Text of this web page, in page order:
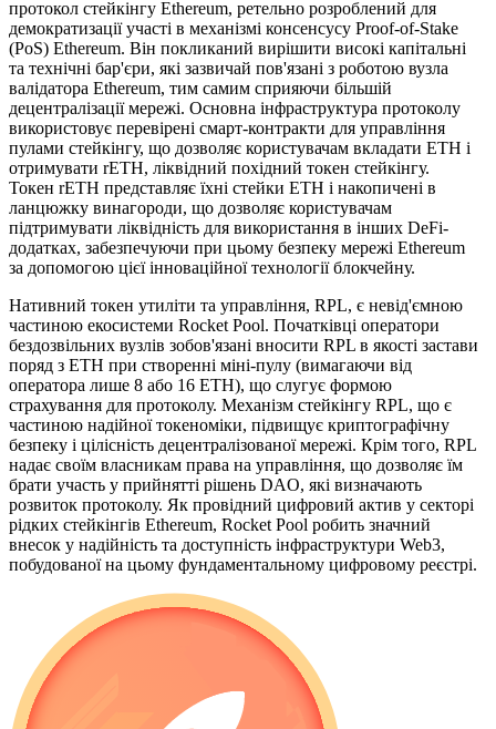
протокол стейкінгу Ethereum, ретельно розроблений для
демократизації участі в механізмі консенсусу Proof-of-Stake
(PoS) Ethereum. Він покликаний вирішити високі капітальні
та технічні бар'єри, які зазвичай пов'язані з роботою вузла
валідатора Ethereum, тим самим сприяючи більшій
децентралізації мережі. Основна інфраструктура протоколу
використовує перевірені смарт-контракти для управління
пулами стейкінгу, що дозволяє користувачам вкладати ETH і
отримувати rETH, ліквідний похідний токен стейкінгу.
Токен rETH представляє їхні стейки ETH і накопичені в
ланцюжку винагороди, що дозволяє користувачам
підтримувати ліквідність для використання в інших DeFi-
додатках, забезпечуючи при цьому безпеку мережі Ethereum
за допомогою цієї інноваційної технології блокчейну.
Нативний токен утиліти та управління, RPL, є невід'ємною
частиною екосистеми Rocket Pool. Початківці оператори
бездозвільних вузлів зобов'язані вносити RPL в якості застави
поряд з ETH при створенні міні-пулу (вимагаючи від
оператора лише 8 або 16 ETH), що слугує формою
страхування для протоколу. Механізм стейкінгу RPL, що є
частиною надійної токеноміки, підвищує криптографічну
безпеку і цілісність децентралізованої мережі. Крім того, RPL
надає своїм власникам права на управління, що дозволяє їм
брати участь у прийнятті рішень DAO, які визначають
розвиток протоколу. Як провідний цифровий актив у секторі
рідких стейкінгів Ethereum, Rocket Pool робить значний
внесок у надійність та доступність інфраструктури Web3,
побудованої на цьому фундаментальному цифровому реєстрі.